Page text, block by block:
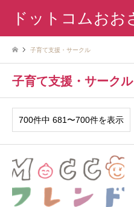
ドットコムおお
子育て支援・サークル
子育て支援・サークル
700件中 681〜700件を表示